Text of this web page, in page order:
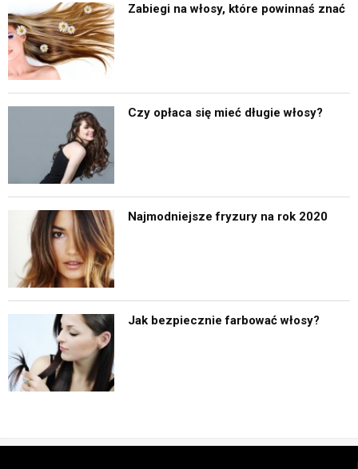
Zabiegi na włosy, które powinnaś znać
Czy opłaca się mieć długie włosy?
Najmodniejsze fryzury na rok 2020
Jak bezpiecznie farbować włosy?